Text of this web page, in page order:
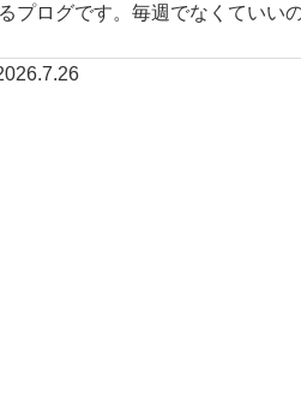
プログです。毎週でなくていい